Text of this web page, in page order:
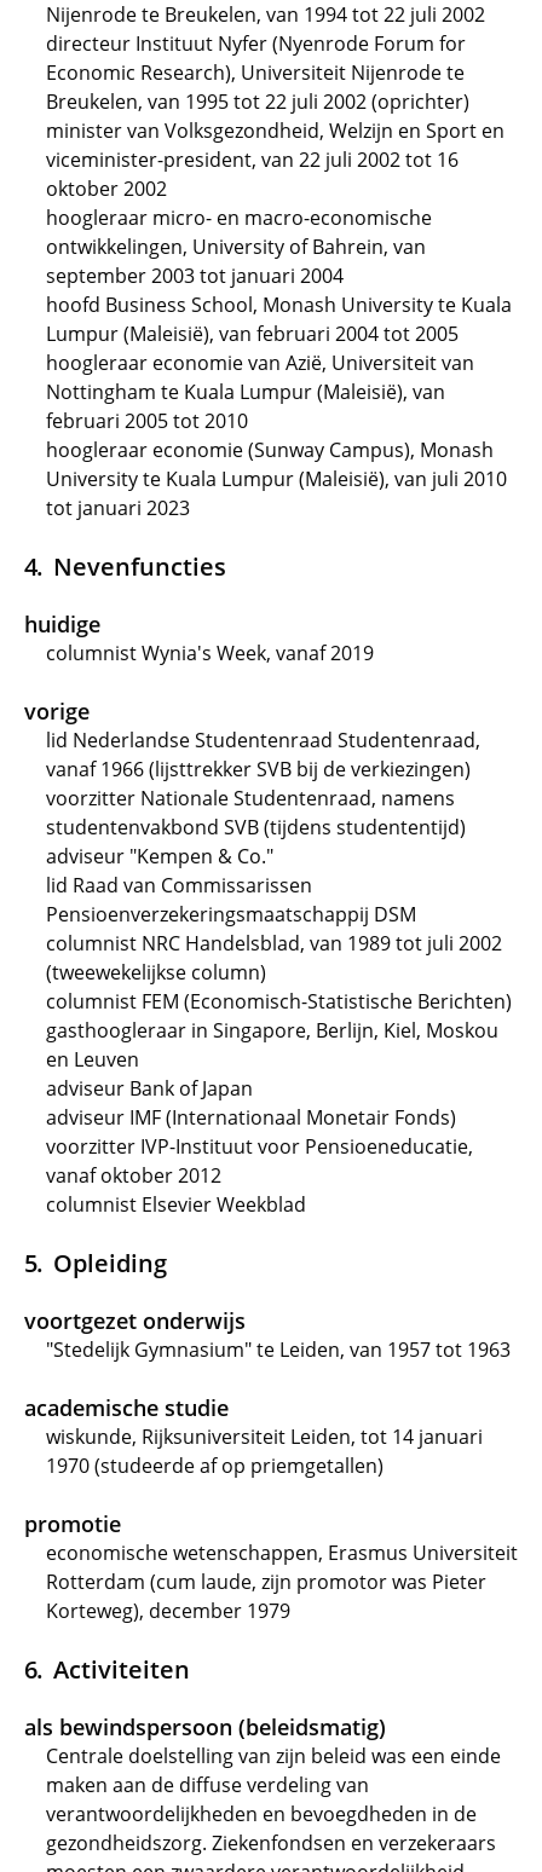
Nijenrode te Breukelen, van 1994 tot 22 juli 2002
directeur Instituut Nyfer (Nyenrode Forum for
Economic Research), Universiteit Nijenrode te
Breukelen, van 1995 tot 22 juli 2002 (oprichter)
minister van Volksgezondheid, Welzijn en Sport en
viceminister-president, van 22 juli 2002 tot 16
oktober 2002
hoogleraar micro- en macro-economische
ontwikkelingen, University of Bahrein, van
september 2003 tot januari 2004
hoofd Business School, Monash University te Kuala
Lumpur (Maleisië), van februari 2004 tot 2005
hoogleraar economie van Azië, Universiteit van
Nottingham te Kuala Lumpur (Maleisië), van
februari 2005 tot 2010
hoogleraar economie (Sunway Campus), Monash
University te Kuala Lumpur (Maleisië), van juli 2010
tot januari 2023
Nevenfuncties
huidige
columnist Wynia's Week, vanaf 2019
vorige
lid Nederlandse Studentenraad Studentenraad,
vanaf 1966 (lijsttrekker SVB bij de verkiezingen)
voorzitter Nationale Studentenraad, namens
studentenvakbond SVB (tijdens studententijd)
adviseur "Kempen & Co."
lid Raad van Commissarissen
Pensioenverzekeringsmaatschappij DSM
columnist NRC Handelsblad, van 1989 tot juli 2002
(tweewekelijkse column)
columnist FEM (Economisch-Statistische Berichten)
gasthoogleraar in Singapore, Berlijn, Kiel, Moskou
en Leuven
adviseur Bank of Japan
adviseur IMF (Internationaal Monetair Fonds)
voorzitter IVP-Instituut voor Pensioeneducatie,
vanaf oktober 2012
columnist Elsevier Weekblad
Opleiding
voortgezet onderwijs
"Stedelijk Gymnasium" te Leiden, van 1957 tot 1963
academische studie
wiskunde, Rijksuniversiteit Leiden, tot 14 januari
1970 (studeerde af op priemgetallen)
promotie
economische wetenschappen, Erasmus Universiteit
Rotterdam (cum laude, zijn promotor was Pieter
Korteweg), december 1979
Activiteiten
als bewindspersoon (beleidsmatig)
Centrale doelstelling van zijn beleid was een einde
maken aan de diffuse verdeling van
verantwoordelijkheden en bevoegdheden in de
gezondheidszorg. Ziekenfondsen en verzekeraars